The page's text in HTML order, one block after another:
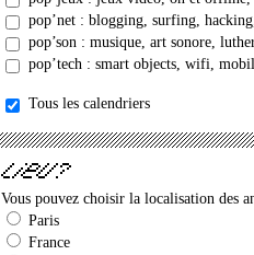
pop’net : blogging, surfing,
pop’son : musique, art sonore,
pop’tech : smart objects, wifi,
Tous les calendriers
Vous pouvez choisir la localisation des
Paris
France